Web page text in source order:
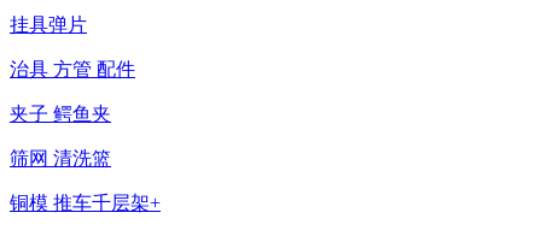
挂具弹片
治具 方管 配件
夹子 鳄鱼夹
筛网 清洗篮
铜模 推车千层架+